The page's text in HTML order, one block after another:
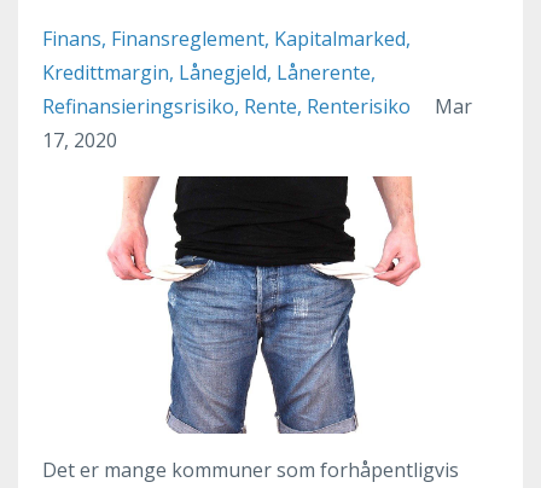
Finans Finansreglement Kapitalmarked
Kredittmargin Lånegjeld Lånerente
Refinansieringsrisiko Rente Renterisiko
Mar
17, 2020
Det er mange kommuner som forhåpentligvis